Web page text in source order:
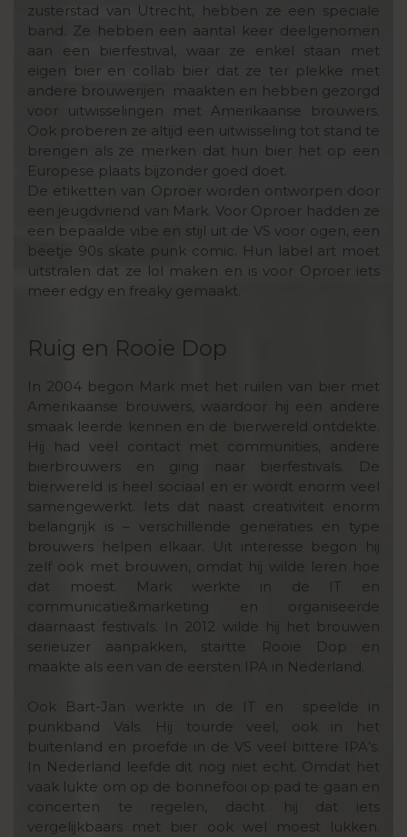
zusterstad van Utrecht, hebben ze een speciale
band. Ze hebben een aantal keer deelgenomen
aan een bierfestival, waar ze enkel staan met
eigen bier en collab bier dat ze ter plekke met
andere brouwerijen maakten en hebben gezorgd
voor uitwisselingen met Amerikaanse brouwers.
Ook proberen ze altijd een uitwisseling tot stand te
brengen als ze merken dat hun bier het op een
Europese plaats bijzonder goed doet.
De etiketten van Oproer worden ontworpen door
een jeugdvriend van Mark. Voor Oproer hadden ze
een bepaalde vibe en stijl uit de VS voor ogen, een
beetje 90s skate punk comic. Hun label art moet
uitstralen dat ze lol maken en is voor Oproer iets
meer edgy en freaky gemaakt.
Ruig en Rooie Dop
In 2004 begon Mark met het ruilen van bier met
Amerikaanse brouwers, waardoor hij een andere
smaak leerde kennen en de bierwereld ontdekte.
Hij had veel contact met communities, andere
bierbrouwers en ging naar bierfestivals. De
bierwereld is heel sociaal en er wordt enorm veel
samengewerkt. Iets dat naast creativiteit enorm
belangrijk is – verschillende generaties en type
brouwers helpen elkaar. Uit interesse begon hij
zelf ook met brouwen, omdat hij wilde leren hoe
dat moest. Mark werkte in de IT en
communicatie&marketing en organiseerde
daarnaast festivals. In 2012 wilde hij het brouwen
serieuzer aanpakken, startte Rooie Dop en
maakte als een van de eersten IPA in Nederland.
Ook Bart-Jan werkte in de IT en speelde in
punkband Vals. Hij tourde veel, ook in het
buitenland en proefde in de VS veel bittere IPA’s.
In Nederland leefde dit nog niet echt. Omdat het
vaak lukte om op de bonnefooi op pad te gaan en
concerten te regelen, dacht hij dat iets
vergelijkbaars met bier ook wel moest lukken.